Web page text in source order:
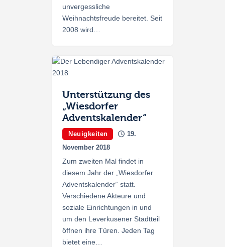
unvergessliche
Weihnachtsfreude bereitet. Seit
2008 wird…
Unterstützung des
„Wiesdorfer
Adventskalender“
Neuigkeiten
19.
November 2018
Zum zweiten Mal findet in
diesem Jahr der „Wiesdorfer
Adventskalender“ statt.
Verschiedene Akteure und
soziale Einrichtungen in und
um den Leverkusener Stadtteil
öffnen ihre Türen. Jeden Tag
bietet eine…